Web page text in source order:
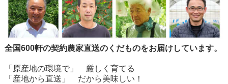
全国600軒の契約農家直送のくだものをお届けしています。
「原産地の環境で」 厳しく育てる
「産地から直送」 だから美味しい！